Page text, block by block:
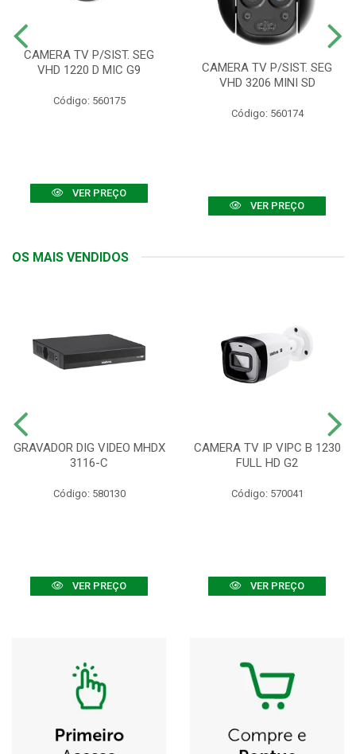
CAMERA TV P/SIST. SEG
VHD 1220 D MIC G9
Código: 560175
VER PREÇO
CAMERA TV P/SIST. SEG
VHD 3206 MINI SD
Código: 560174
VER PREÇO
OS MAIS VENDIDOS
GRAVADOR DIG VIDEO MHDX
3116-C
Código: 580130
VER PREÇO
CAMERA TV IP VIPC B 1230
FULL HD G2
Código: 570041
VER PREÇO